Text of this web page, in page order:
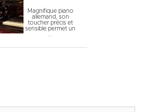
Magnifique piano
allemand, son
toucher précis et
sensible permet un
...